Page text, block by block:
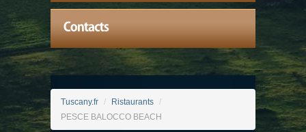
Tuscany.fr / Ristaurants /
PESCE BALOCCO BEACH